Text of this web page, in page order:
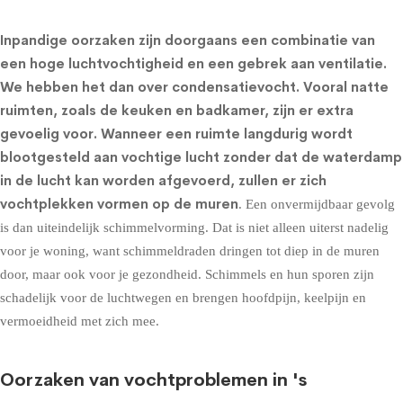
Inpandige oorzaken zijn doorgaans een combinatie van
een hoge luchtvochtigheid en een gebrek aan ventilatie.
We hebben het dan over condensatievocht. Vooral natte
ruimten, zoals de keuken en badkamer, zijn er extra
gevoelig voor. Wanneer een ruimte langdurig wordt
blootgesteld aan vochtige lucht zonder dat de waterdamp
in de lucht kan worden afgevoerd, zullen er zich
vochtplekken vormen op de muren. Een onvermijdbaar gevolg
is dan uiteindelijk schimmelvorming. Dat is niet alleen uiterst nadelig
voor je woning, want schimmeldraden dringen tot diep in de muren
door, maar ook voor je gezondheid. Schimmels en hun sporen zijn
schadelijk voor de luchtwegen en brengen hoofdpijn, keelpijn en
vermoeidheid met zich mee.
Oorzaken van vochtproblemen in 's